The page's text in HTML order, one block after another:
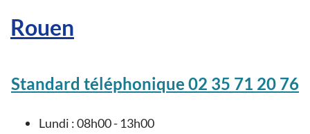
Rouen
Standard téléphonique 02 35 71 20 76
Lundi : 08h00 - 13h00